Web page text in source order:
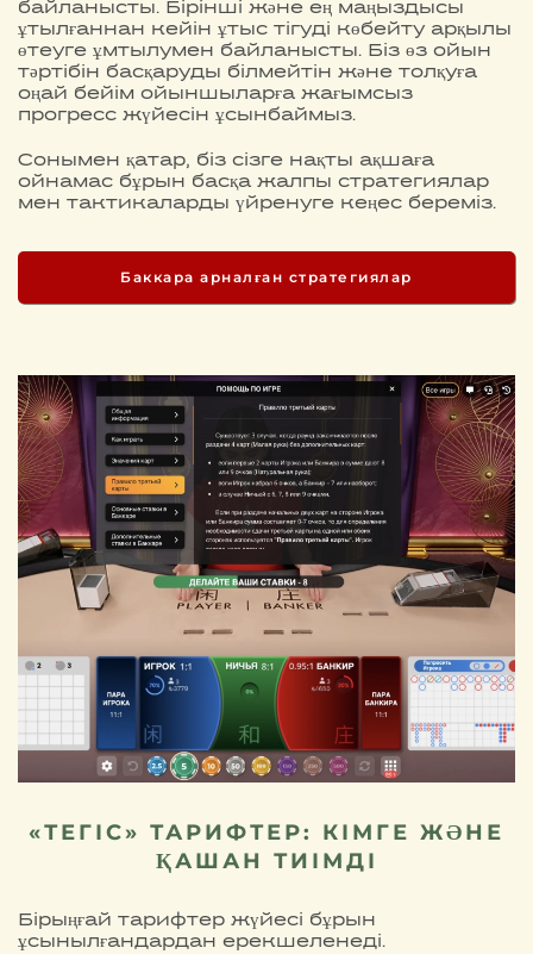
байланысты. Бірінші және ең маңыздысы
ұтылғаннан кейін ұтыс тігуді көбейту арқылы
өтеуге ұмтылумен байланысты. Біз өз ойын
тәртібін басқаруды білмейтін және толқуға
оңай бейім ойыншыларға жағымсыз
прогресс жүйесін ұсынбаймыз.
Сонымен қатар, біз сізге нақты ақшаға
ойнамас бұрын басқа жалпы стратегиялар
мен тактикаларды үйренуге кеңес береміз.
Баккара арналған стратегиялар
«ТЕГІС» ТАРИФТЕР: КІМГЕ ЖӘНЕ
ҚАШАН ТИІМДІ
Бірыңғай тарифтер жүйесі бұрын
ұсынылғандардан ерекшеленеді.